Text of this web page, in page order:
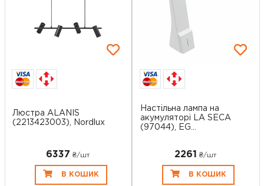
Люстра ALANIS
(2213423003), Nordlux
6337 ₴/шт
В КОШИК
Настільна лампа на
акумуляторі LA SECA
(97044), EG...
2261 ₴/шт
В КОШИК